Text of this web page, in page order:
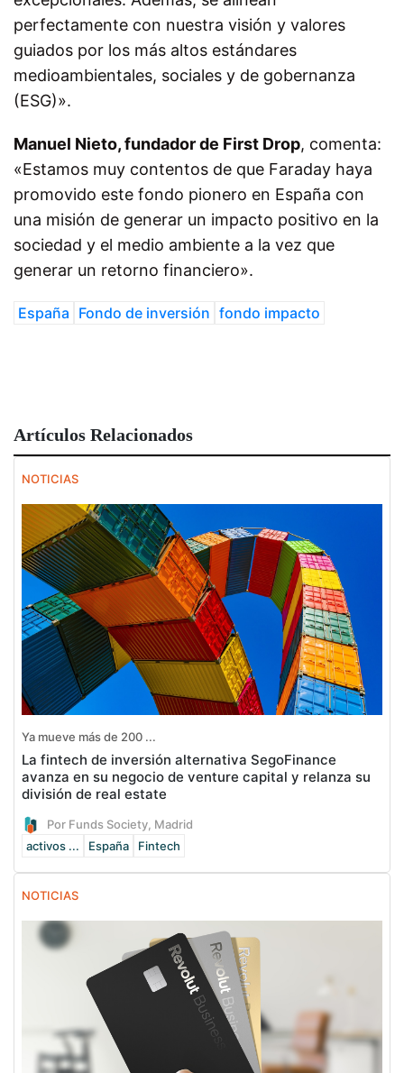
perfectamente con nuestra visión y valores
guiados por los más altos estándares
medioambientales, sociales y de gobernanza
(ESG)».
Manuel Nieto, fundador de First Drop, comenta:
«Estamos muy contentos de que Faraday haya
promovido este fondo pionero en España con
una misión de generar un impacto positivo en la
sociedad y el medio ambiente a la vez que
generar un retorno financiero».
España Fondo de inversión fondo impacto
Artículos Relacionados
NOTICIAS
Ya mueve más de 200 ...
La fintech de inversión alternativa SegoFinance
avanza en su negocio de venture capital y relanza su
división de real estate
Por Funds Society, Madrid
activos ...
España Fintech
NOTICIAS